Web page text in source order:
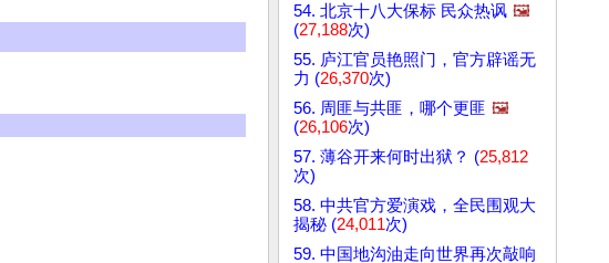
54. 北京十八大保标 民众热讽 🖼️
(27,188次)
55. 庐江官员艳照门，官方辟谣无
力 (26,370次)
56. 周匪与共匪，哪个更匪 🖼️
(26,106次)
57. 薄谷开来何时出狱？ (25,812
次)
58. 中共官方爱演戏，全民围观大
揭秘 (24,011次)
59. 中国地沟油走向世界再次敲响